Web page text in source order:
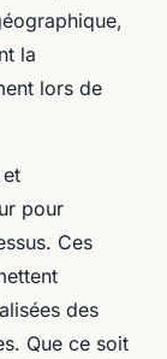
la
lors de
pour
Ces
des
Que ce soit